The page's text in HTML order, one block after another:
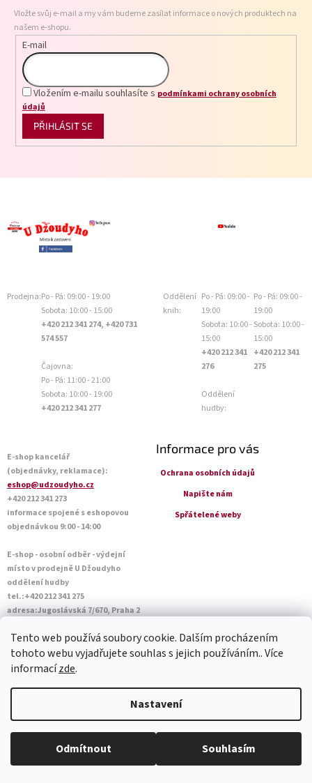
Tento web používá soubory cookie. Dalším procházením
tohoto webu vyjadřujete souhlas s jejich používáním.. Více
informacízde.
Nastavení
Odmítnout Souhlasím
Vložte svůj e-mail a my vám budeme zasílat informace o nových produktech na
našem e-shopu.
E-mail
Vložením e-mailu souhlasíte s podmínkami ochrany osobních
údajů
PŘIHLÁSIT SE
Prodejna:Po - Pá: 09:00 - 19:00
Sobota: 10:00 - 15:00
+420 212 341 274, +420 731
574 557
Čajovna:
Po - Pá: 11:00 - 21:00
Sobota: 10:00 - 19:00
+420 212 341 277
Oddělení
knih:
Po - Pá: 09:00 -
19:00
Sobota: 10:00 -
15:00
+420 212 341
276
Oddělení
hudby:
Po - Pá: 09:00 -
19:00
Sobota: 10:00 -
15:00
+420 212 341
275
E-shop kancelář
(objednávky, reklamace):
eshop@udzoudyho.cz
+420 212 341 273
informace spojené s eshopovou
objednávkou 9:00 - 14:00
E-shop - osobní odběr - výdejní
místo v prodejně U Džoudyho
oddělení hudby
tel.:+420 212 341 275
adresa:Jugoslávská 7/670, Praha 2
Sobota: 10:00 - 14:45
Informace pro vás
Ochrana osobních údajů
Napište nám
Spřátelené weby
Copyright 2026U Džoudyho. Všechna práva vyhrazena.